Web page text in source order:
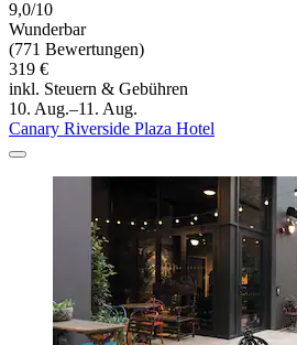
9,0/10
Wunderbar
(771 Bewertungen)
319 €
inkl. Steuern & Gebühren
10. Aug.–11. Aug.
Canary Riverside Plaza Hotel